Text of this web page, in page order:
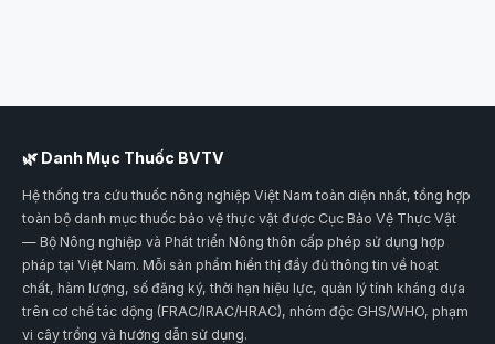
🌿 Danh Mục Thuốc BVTV
Hệ thống tra cứu thuốc nông nghiệp Việt Nam toàn diện nhất, tổng hợp
toàn bộ danh mục thuốc bảo vệ thực vật được Cục Bảo Vệ Thực Vật
— Bộ Nông nghiệp và Phát triển Nông thôn cấp phép sử dụng hợp
pháp tại Việt Nam. Mỗi sản phẩm hiển thị đầy đủ thông tin về hoạt
chất, hàm lượng, số đăng ký, thời hạn hiệu lực, quản lý tính kháng dựa
trên cơ chế tác dộng (FRAC/IRAC/HRAC), nhóm độc GHS/WHO, phạm
vi cây trồng và hướng dẫn sử dụng.